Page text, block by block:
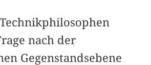
nach der
Gegenstandsebene